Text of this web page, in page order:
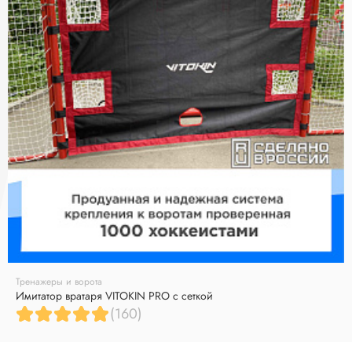
Тренажеры и ворота
Имитатор вратаря VITOKIN PRO с сеткой
(160)